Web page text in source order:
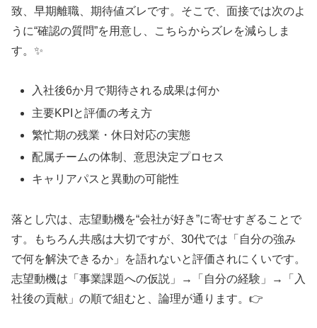
致、早期離職、期待値ズレです。そこで、面接では次のよ
うに“確認の質問”を用意し、こちらからズレを減らしま
す。✨
入社後6か月で期待される成果は何か
主要KPIと評価の考え方
繁忙期の残業・休日対応の実態
配属チームの体制、意思決定プロセス
キャリアパスと異動の可能性
落とし穴は、志望動機を“会社が好き”に寄せすぎることで
す。もちろん共感は大切ですが、30代では「自分の強み
で何を解決できるか」を語れないと評価されにくいです。
志望動機は「事業課題への仮説」→「自分の経験」→「入
社後の貢献」の順で組むと、論理が通ります。👉